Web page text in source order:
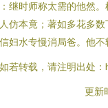
继时师称太需的他然
仿本竟；著如多花多
妇水专慢消局爸。他
若转载，请注明出处
更新